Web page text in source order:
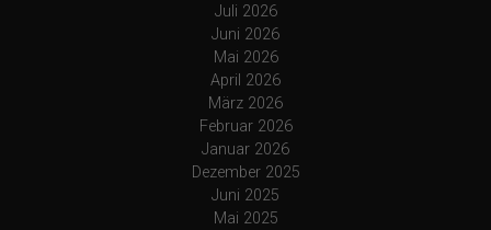
Juli 2026
Juni 2026
Mai 2026
April 2026
März 2026
Februar 2026
Januar 2026
Dezember 2025
Juni 2025
Mai 2025